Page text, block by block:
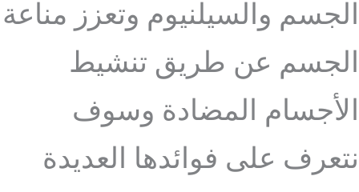
الجسم والسيلنيوم وتعزز مناعة
الجسم عن طريق تنشيط
الأجسام المضادة وسوف
نتعرف على فوائدها العديدة